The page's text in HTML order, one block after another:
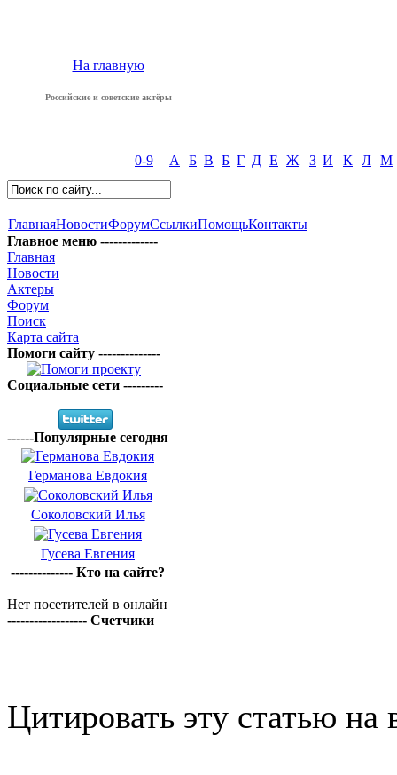
На главную
Российские и советские актёры
0-9 А Б В Б Г Д Е Ж З И К Л М
ГлавнаяНовостиФорумСсылкиПомощьКонтакты
Главное меню -------------
Главная
Новости
Актеры
Форум
Поиск
Карта сайта
Помоги сайту --------------
Социальные сети ---------
------Популярные сегодня
Германова Евдокия
Соколовский Илья
Гусева Евгения
-------------- Кто на сайте?
Нет посетителей в онлайн
------------------ Счетчики
Цитировать эту статью на